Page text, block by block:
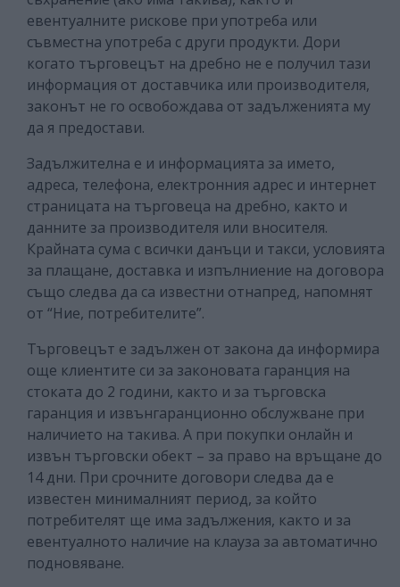
евентуалните рискове при употреба или
съвместна употреба с други продукти. Дори
когато търговецът на дребно не е получил тази
информация от доставчика или производителя,
законът не го освобождава от задълженията му
да я предостави.
Задължителна е и информацията за името,
адреса, телефона, електронния адрес и интернет
страницата на търговеца на дребно, както и
данните за производителя или вносителя.
Крайната сума с всички данъци и такси, условията
за плащане, доставка и изпълниение на договора
също следва да са известни отнапред, напомнят
от “Ние, потребителите”.
Търговецът е задължен от закона да информира
още клиентите си за законовата гаранция на
стоката до 2 години, както и за търговска
гаранция и извънгаранционно обслужване при
наличието на такива. А при покупки онлайн и
извън търговски обект – за право на връщане до
14 дни. При срочните договори следва да е
известен минималният период, за който
потребителят ще има задължения, както и за
евентуалното наличие на клауза за автоматично
подновяване.